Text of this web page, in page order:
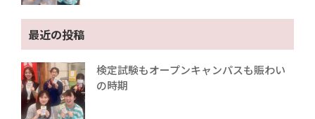
最近の投稿
検定試験もオープンキャンパスも賑わい
の時期